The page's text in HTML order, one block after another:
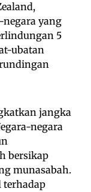
yang
5
ubatan
jangka
negara
bersikap
munasabah.
terhadap